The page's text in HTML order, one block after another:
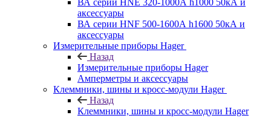
ВА серии HNE 320-1000А h1000 50кА и
аксессуары
ВА серии HNF 500-1600А h1600 50кА и
аксессуары
Измерительные приборы Hager
Назад
Измерительные приборы Hager
Амперметры и аксессуары
Клеммники, шины и кросс-модули Hager
Назад
Клеммники, шины и кросс-модули Hager